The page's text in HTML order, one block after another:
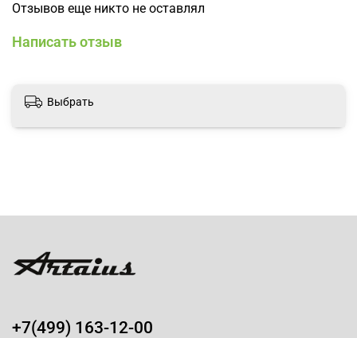
Отзывов еще никто не оставлял
Написать отзыв
Выбрать
+7(499) 163-12-00